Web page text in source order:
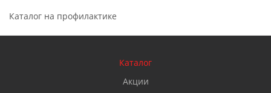
Каталог на профилактике
Каталог
Акции